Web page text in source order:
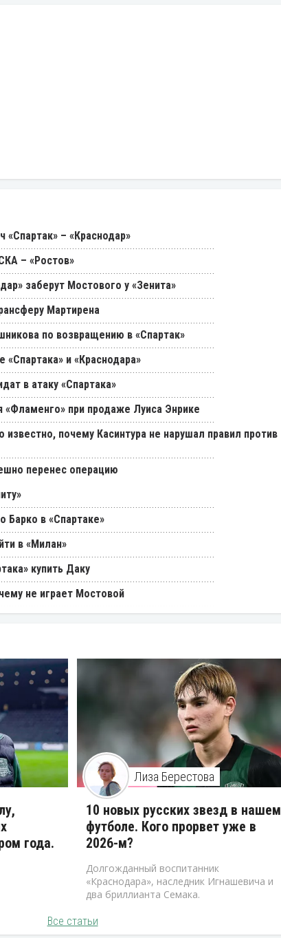
«Спартак» – «Краснодар»
– «Ростов»
заберут Мостового у «Зенита»
Мартирена
по возвращению в «Спартак»
«Спартака» и «Краснодара»
в атаку «Спартака»
«Фламенго» при продаже Луиса Энрике
известно, почему Касинтура не нарушал правил против
перенес операцию
Барко в «Спартаке»
в «Милан»
купить Даку
не играет Мостовой
года.
Лиза Берестова
10 новых русских звезд в нашем
футболе. Кого прорвет уже в
2026-м?
Долгожданный воспитанник
«Краснодара», наследник Игнашевича и
два бриллианта Семака.
Все статьи